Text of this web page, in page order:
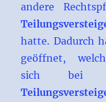
andere
hatte. Dadurch
geöffnet,
sich bei